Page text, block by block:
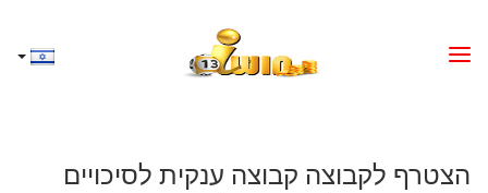
הצטרף לקבוצה קבוצה ענקית לסיכויים